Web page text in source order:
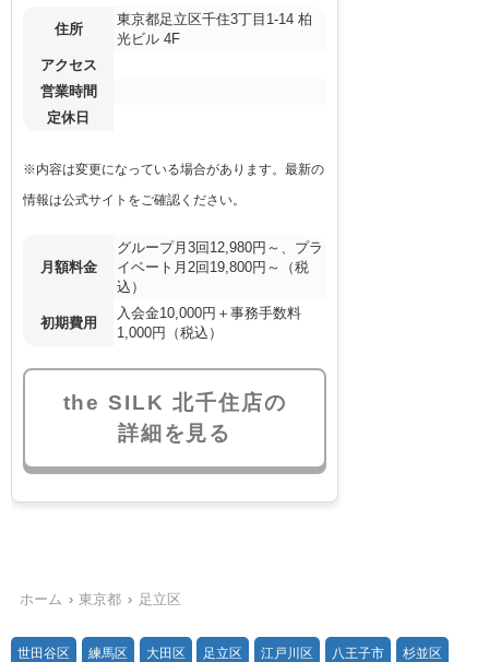
住所
東京都足立区千住3丁目1-14 柏
光ビル 4F
アクセス
営業時間
定休日
※内容は変更になっている場合があります。最新の
情報は公式サイトをご確認ください。
月額料金
グループ月3回12,980円～、プラ
イベート月2回19,800円～（税
込）
初期費用
入会金10,000円＋事務手数料
1,000円（税込）
the SILK 北千住店の
詳細を見る
ホーム 東京都 足立区
世田谷区 練馬区 大田区 足立区 江戸川区 八王子市 杉並区